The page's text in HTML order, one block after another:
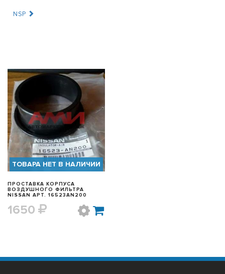
NSP
БЫСТРЫЙ ПРОСМОТР
ТОВАРА НЕТ В НАЛИЧИИ
ПРОСТАВКА КОРПУСА
ВОЗДУШНОГО ФИЛЬТРА
NISSAN АРТ. 16523AN200
1650